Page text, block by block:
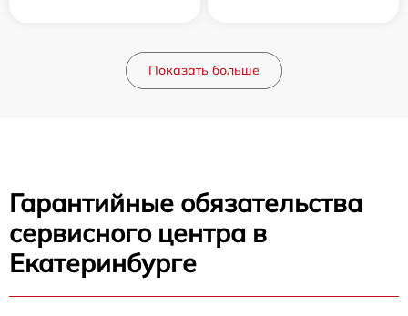
Показать больше
Гарантийные обязательства
сервисного центра в
Екатеринбурге